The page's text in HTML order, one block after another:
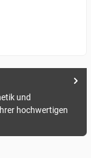
und
hochwertigen